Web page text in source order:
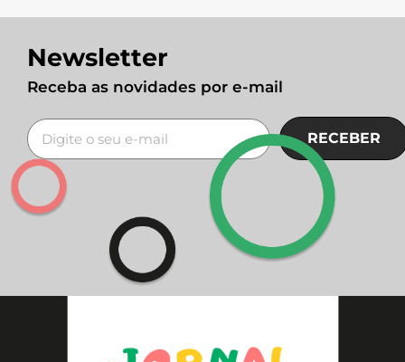
Newsletter
Receba as novidades por e-mail
RECEBER